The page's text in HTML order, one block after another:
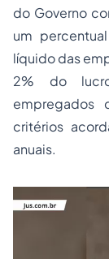
do Governo
um
líquido das
2% do
empregados
critérios
anuais.